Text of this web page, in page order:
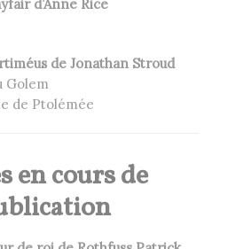
d’Anne Rice
de Jonathan Stroud
Golem
de Ptolémée
en cours de